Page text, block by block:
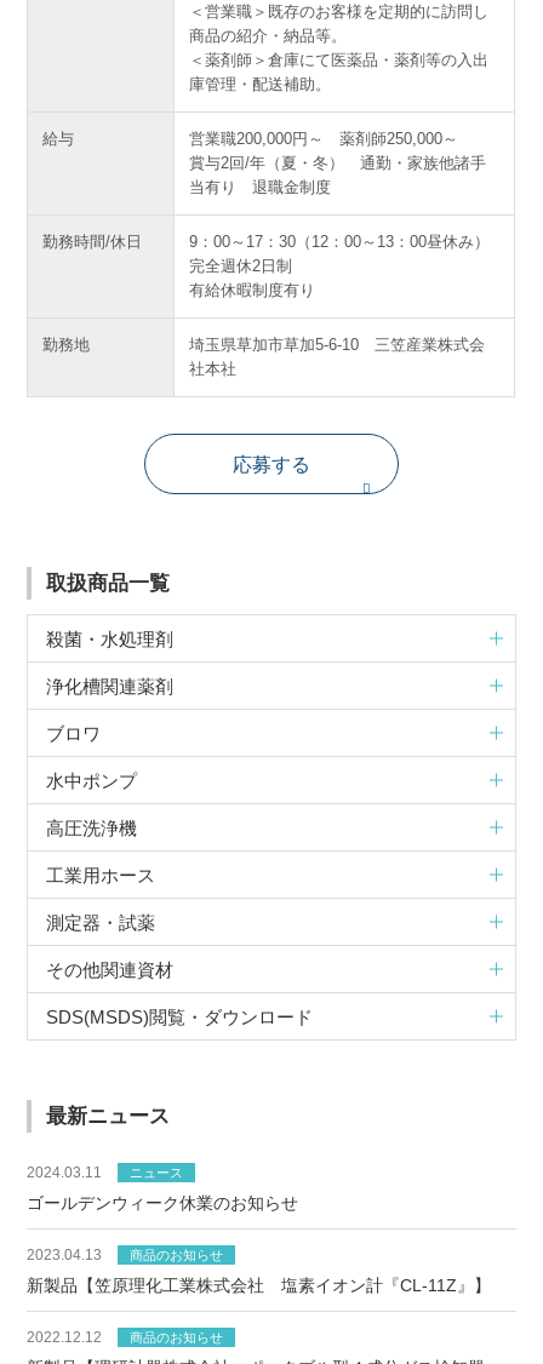
＜営業職＞既存のお客様を定期的に訪問し
商品の紹介・納品等。
＜薬剤師＞倉庫にて医薬品・薬剤等の入出
庫管理・配送補助。
給与
営業職200,000円～ 薬剤師250,000～
賞与2回/年（夏・冬） 通勤・家族他諸手
当有り 退職金制度
勤務時間/休日
9：00～17：30（12：00～13：00昼休み）
完全週休2日制
有給休暇制度有り
勤務地
埼玉県草加市草加5-6-10 三笠産業株式会
社本社
応募する
取扱商品一覧
殺菌・水処理剤
浄化槽関連薬剤
ブロワ
水中ポンプ
高圧洗浄機
工業用ホース
測定器・試薬
その他関連資材
SDS(MSDS)閲覧・ダウンロード
最新ニュース
2024.03.11 ニュース
ゴールデンウィーク休業のお知らせ
2023.04.13 商品のお知らせ
新製品【笠原理化工業株式会社 塩素イオン計『CL-11Z』】
2022.12.12 商品のお知らせ